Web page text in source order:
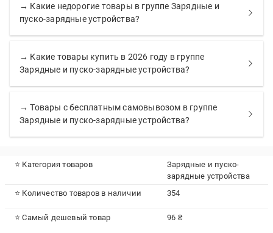
→ Какие недорогие товары в группе Зарядные и
пуско-зарядные устройства?
→ Какие товары купить в 2026 году в группе
Зарядные и пуско-зарядные устройства?
→ Товары с бесплатным самовывозом в группе
Зарядные и пуско-зарядные устройства?
⭐ Категория товаров
Зарядные и пуско-
зарядные устройства
⭐ Количество товаров в наличии
354
⭐ Самый дешевый товар 96 ₴